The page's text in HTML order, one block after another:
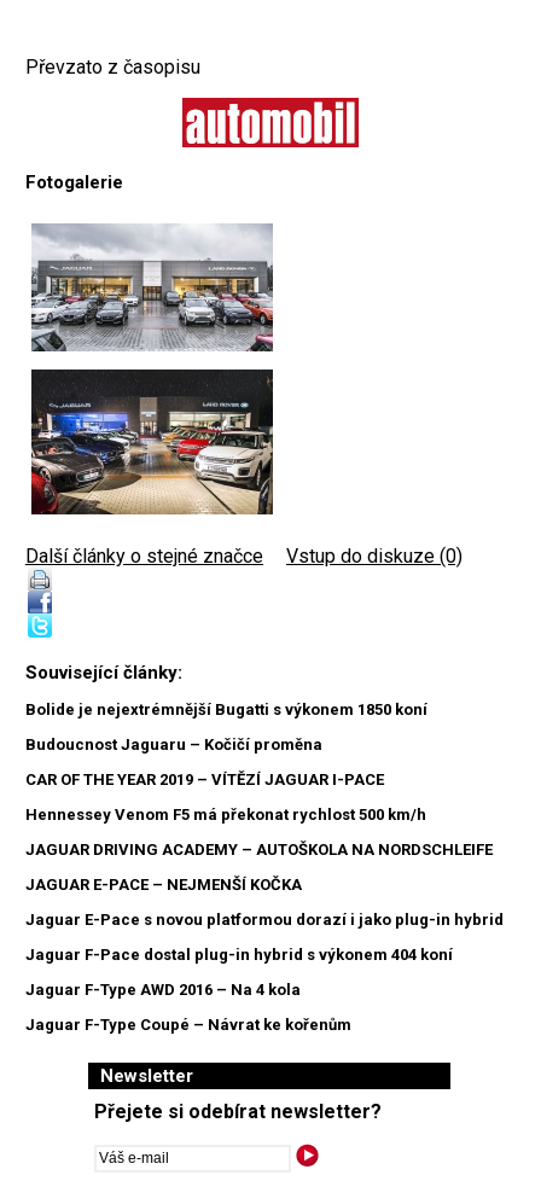
Převzato z časopisu
Fotogalerie
Další články o stejné značce Vstup do diskuze (0)
Související články:
Bolide je nejextrémnější Bugatti s výkonem 1850 koní
Budoucnost Jaguaru – Kočičí proměna
CAR OF THE YEAR 2019 – VÍTĚZÍ JAGUAR I-PACE
Hennessey Venom F5 má překonat rychlost 500 km/h
JAGUAR DRIVING ACADEMY – AUTOŠKOLA NA NORDSCHLEIFE
JAGUAR E-PACE – NEJMENŠÍ KOČKA
Jaguar E-Pace s novou platformou dorazí i jako plug-in hybrid
Jaguar F-Pace dostal plug-in hybrid s výkonem 404 koní
Jaguar F-Type AWD 2016 – Na 4 kola
Jaguar F-Type Coupé – Návrat ke kořenům
Newsletter
Přejete si odebírat newsletter?